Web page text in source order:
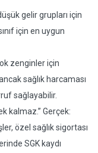
gelir grupları için
için en uygun
zenginler için
sağlık harcaması
sağlayabilir.
kalmaz.” Gerçek:
özel sağlık sigortası
SGK kaydı